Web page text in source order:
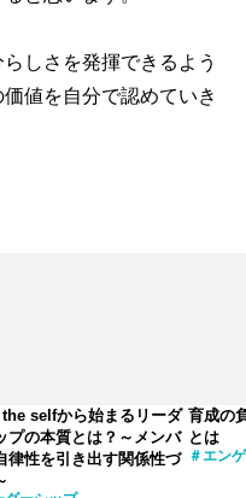
しさを発揮できるよう
値を自分で認めていき
selfから始まるリーダ
プの本質とは？～メンバ
律性を引き出す関係性づ
育成の
とは
エン